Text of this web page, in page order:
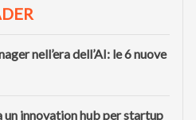
nell’era dell’AI: le 6 nuove
un innovation hub per startup